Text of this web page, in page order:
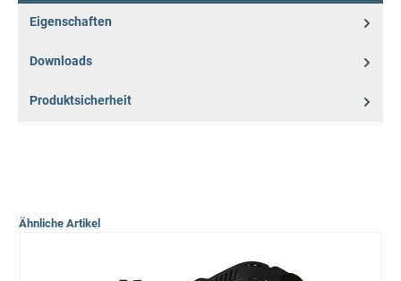
Eigenschaften
Downloads
Produktsicherheit
Ähnliche Artikel